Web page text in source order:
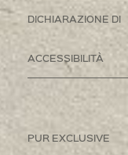
DICHIARAZIONE DI
ACCESSIBILITÀ
PUR EXCLUSIVE